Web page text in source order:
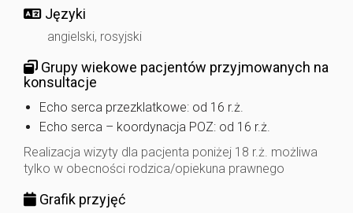
Języki
angielski, rosyjski
Grupy wiekowe pacjentów przyjmowanych na
konsultacje
Echo serca przezklatkowe: od 16 r.ż.
Echo serca – koordynacja POZ: od 16 r.ż.
Realizacja wizyty dla pacjenta poniżej 18 r.ż. możliwa
tylko w obecności rodzica/opiekuna prawnego
Grafik przyjęć